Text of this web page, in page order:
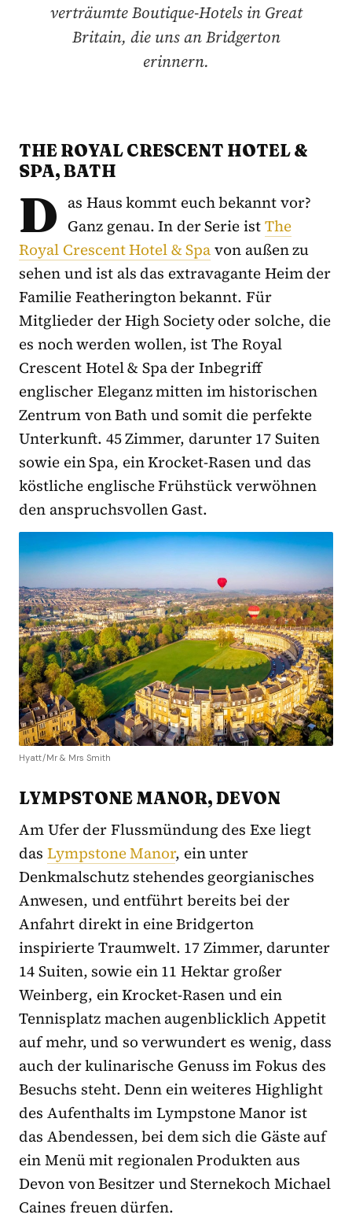
verträumte Boutique-Hotels in Great
Britain, die uns an Bridgerton
erinnern.
THE ROYAL CRESCENT HOTEL &
SPA, BATH
D as Haus kommt euch bekannt vor?
Ganz genau. In der Serie istThe
Royal Crescent Hotel & Spavon außen zu
sehen und ist als das extravagante Heim der
Familie Featherington bekannt. Für
Mitglieder der High Society oder solche, die
es noch werden wollen, ist The Royal
Crescent Hotel & Spa der Inbegriff
englischer Eleganz mitten im historischen
Zentrum von Bath und somit die perfekte
Unterkunft. 45 Zimmer, darunter 17 Suiten
sowie ein Spa, ein Krocket-Rasen und das
köstliche englische Frühstück verwöhnen
den anspruchsvollen Gast.
Hyatt/Mr & Mrs Smith
LYMPSTONE MANOR, DEVON
Am Ufer der Flussmündung des Exe liegt
das Lympstone Manor, ein unter
Denkmalschutz stehendes georgianisches
Anwesen, und entführt bereits bei der
Anfahrt direkt in eine Bridgerton
inspirierte Traumwelt. 17 Zimmer, darunter
14 Suiten, sowie ein 11 Hektar großer
Weinberg, ein Krocket-Rasen und ein
Tennisplatz machen augenblicklich Appetit
auf mehr, und so verwundert es wenig, dass
auch der kulinarische Genuss im Fokus des
Besuchs steht. Denn ein weiteres Highlight
des Aufenthalts im Lympstone Manor ist
das Abendessen, bei dem sich die Gäste auf
ein Menü mit regionalen Produkten aus
Devon von Besitzer und Sternekoch Michael
Caines freuen dürfen.